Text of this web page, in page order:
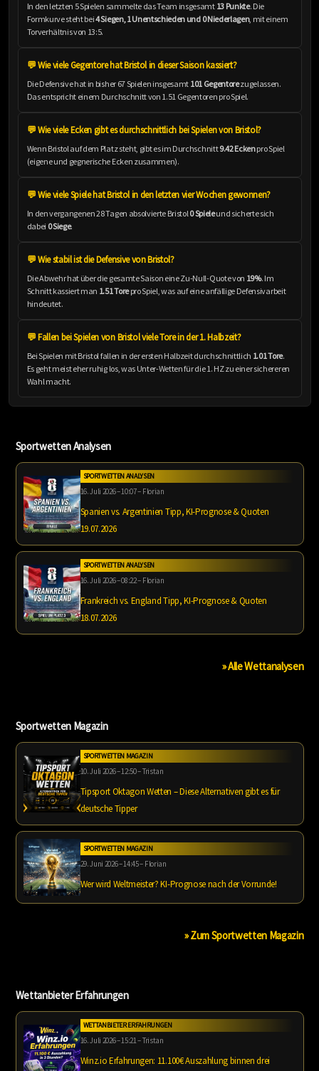
In den letzten 5 Spielen sammelte das Team insgesamt 13 Punkte. Die
Formkurve steht bei4 Siegen, 1 Unentschieden und 0 Niederlagen, mit einem
Torverhältnis von 13:5.
💬 Wie viele Gegentore hat Bristol in dieser Saison kassiert?
Die Defensive hat in bisher 67 Spielen insgesamt 101 Gegentorezugelassen.
Das entspricht einem Durchschnitt von 1.51 Gegentoren pro Spiel.
💬 Wie viele Ecken gibt es durchschnittlich bei Spielen von Bristol?
Wenn Bristol auf dem Platz steht, gibt es im Durchschnitt9.42 Eckenpro Spiel
(eigene und gegnerische Ecken zusammen).
💬 Wie viele Spiele hat Bristol in den letzten vier Wochen gewonnen?
In den vergangenen 28 Tagen absolvierte Bristol0 Spieleund sicherte sich
dabei 0 Siege.
💬 Wie stabil ist die Defensive von Bristol?
Die Abwehr hat über die gesamte Saison eine Zu-Null-Quote von 19%. Im
Schnitt kassiert man 1.51 Torepro Spiel, was auf eine anfällige Defensivarbeit
hindeutet.
💬 Fallen bei Spielen von Bristol viele Tore in der 1. Halbzeit?
Bei Spielen mit Bristol fallen in der ersten Halbzeit durchschnittlich 1.01 Tore.
Es geht meist eher ruhig los, was Unter-Wetten für die 1. HZ zu einer sichereren
Wahl macht.
Sportwetten Analysen
SPORTWETTEN ANALYSEN
16. Juli 2026 – 10:07 – Florian
Spanien vs. Argentinien Tipp, KI-Prognose & Quoten
19.07.2026
SPORTWETTEN ANALYSEN
16. Juli 2026 – 08:22 – Florian
Frankreich vs. England Tipp, KI-Prognose & Quoten
18.07.2026
» Alle Wettanalysen
Sportwetten Magazin
SPORTWETTEN MAGAZIN
10. Juli 2026 – 12:50 – Tristan
Tipsport Oktagon Wetten – Diese Alternativen gibt es für
deutsche Tipper
SPORTWETTEN MAGAZIN
29. Juni 2026 – 14:45 – Florian
Wer wird Weltmeister? KI-Prognose nach der Vorrunde!
» Zum Sportwetten Magazin
Wettanbieter Erfahrungen
WETTANBIETER ERFAHRUNGEN
16. Juli 2026 – 15:21 – Tristan
Winz.io Erfahrungen: 11.100€ Auszahlung binnen drei